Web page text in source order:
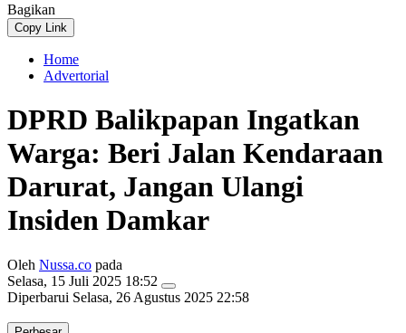
Bagikan
Copy Link
Home
Advertorial
DPRD Balikpapan Ingatkan
Warga: Beri Jalan Kendaraan
Darurat, Jangan Ulangi
Insiden Damkar
Oleh Nussa.co pada
Selasa, 15 Juli 2025 18:52
Diperbarui Selasa, 26 Agustus 2025 22:58